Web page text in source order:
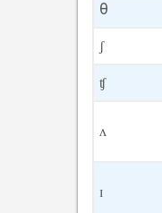
θ
ʃ
ʧ
ʌ
ɪ